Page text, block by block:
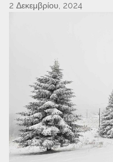
2 Δεκεμβρίου, 2024